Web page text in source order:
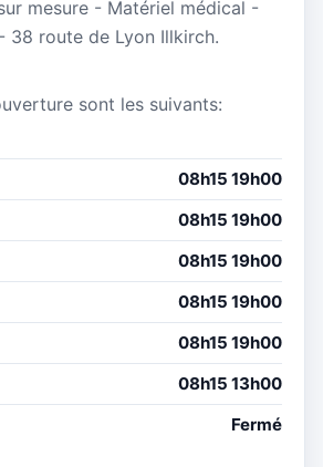
mesure - Matériel médical -
38 route de Lyon Illkirch.
sont les suivants:
08h15 19h00
08h15 19h00
08h15 19h00
08h15 19h00
08h15 19h00
08h15 13h00
Fermé